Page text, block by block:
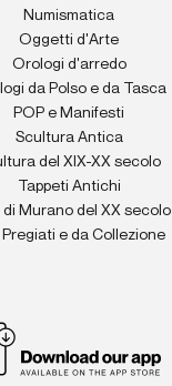
Numismatica
Oggetti d'Arte
Orologi d'arredo
da Polso e da Tasca
POP e Manifesti
Scultura Antica
del XIX-XX secolo
Tappeti Antichi
di Murano del XX secolo
Pregiati e da Collezione